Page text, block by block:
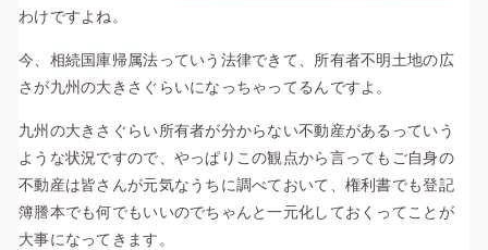
わけですよね。
今、相続国庫帰属法っていう法律できて、所有者不明土地の広
さが九州の大きさぐらいになっちゃってるんですよ。
九州の大きさぐらい所有者が分からない不動産があるっていう
ような状況ですので、やっぱりこの観点から言ってもご自身の
不動産は皆さんが元気なうちに調べておいて、権利書でも登記
簿謄本でも何でもいいのでちゃんと一元化しておくってことが
大事になってきます。